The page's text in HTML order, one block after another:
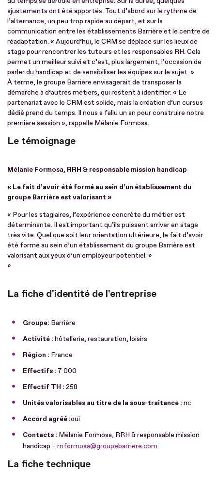
ajustements ont été apportés. Tout d’abord sur le rythme de
l’alternance, un peu trop rapide au départ, et sur la
communication entre les établissements Barrière et le centre de
réadaptation. « Aujourd’hui, le CRM se déplace sur les lieux de
stage pour rencontrer les tuteurs et les responsables RH. Cela
permet un meilleur suivi et c’est, plus largement, l’occasion de
parler du handicap et de sensibiliser les équipes sur le sujet. »
À terme, le groupe Barrière envisagerait de transposer la
démarche à d’autres métiers, qui restent à identifier. « Le
partenariat avec le CRM est solide, mais la création d’un cursus
dédié prend du temps. Il nous a fallu un an pour construire notre
première session », rappelle Mélanie Formosa.
Le témoignage
Mélanie Formosa, RRH & responsable mission handicap
« Le fait d’avoir été formé au sein d’un établissement du
groupe Barrière est valorisant »
« Pour les stagiaires, l’expérience concrète du métier est
déterminante. Il est important qu’ils puissent arriver en stage
très vite. Quel que soit leur orientation ultérieure, le fait d’avoir
été formé au sein d’un établissement du groupe Barrière est
valorisant aux yeux d’un employeur potentiel. »
»
La fiche d'identité de l'entreprise
Groupe: Barrière
Activité : hôtellerie, restauration, loisirs
Région : France
Effectifs : 7 000
Effectif TH : 258
Unités valorisables au titre de la sous-traitance : nc
Accord agréé :oui
Contacts : Mélanie Formosa, RRH & responsable mission
handicap – mformosa@groupebarriere.com
La fiche technique